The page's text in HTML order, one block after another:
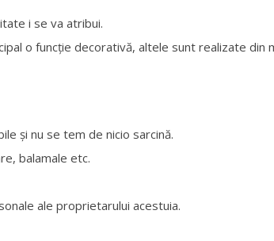
i se va atribui.
o funcție decorativă, altele sunt realizate din
și nu se tem de nicio sarcină.
balamale etc.
ale proprietarului acestuia.